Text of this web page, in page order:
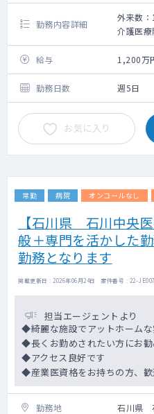
勤務内容詳細
外来数
介護医
施設の
外来対応
ています
当直は
ンコー
オンコ
って異
施設内
給与 1,200万
勤務日数 週5日
お気に入り
常勤 病院 オンコールなし
【石川県 石川中央
般＋専門を活かした
勤務となります
掲載更新日 : 2026年06月24日 案件番号 : 22-
担当エージェントより
◆綺麗な施設でアットホームな
◆長くお勤めされたい方にお勧
◆アクセス良好です
◆産業医資格をお持ちの方、歓
勤務地 石川県